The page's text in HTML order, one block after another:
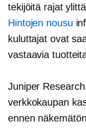
tekijöitä rajat
Hintojen nousu
kuluttajat ovat
vastaavia
Juniper
verkkokaupan
ennen näkemätön